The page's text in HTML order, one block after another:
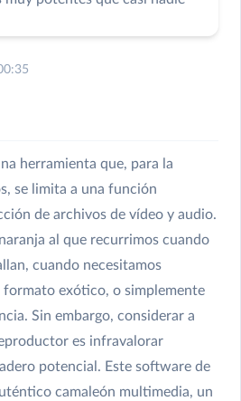
herramienta que, para la
se limita a una función
de archivos de vídeo y audio.
al que recurrimos cuando
cuando necesitamos
exótico, o simplemente
Sin embargo, considerar a
es infravalorar
potencial. Este software de
camaleón multimedia, un